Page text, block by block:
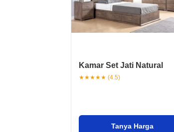
Kamar Set Jati Natural
★★★★★ (4.5)
Tanya Harga